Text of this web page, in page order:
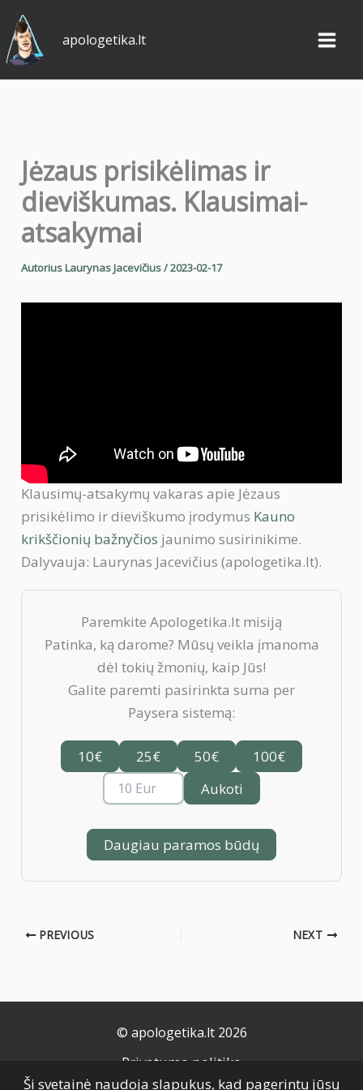
Pereiti
prie
turinio
apologetika.lt
Jėzaus prisikėlimas ir
dieviškumas. Klausimai-
atsakymai
AutoriusLaurynas Jacevičius/2023-02-17
Klausimų-atsakymų vakaras apie Jėzaus
prisikėlimo ir dieviškumo įrodymus Kauno
krikščionių bažnyčios jaunimo susirinikime.
Dalyvauja: Laurynas Jacevičius (apologetika.lt).
Paremkite Apologetika.lt misiją
Patinka, ką darome? Mūsų veikla įmanoma
dėl tokių žmonių, kaip Jūs!
Galite paremti pasirinkta suma per
Paysera sistemą:
10€ 25€ 50€
100€
Aukoti
Daugiau paramos būdų
PREVIOUS NEXT
© apologetika.lt 2026
Privatumo politika
Naudojimo taisyklės
Ši svetainė naudoja slapukus, kad pagerintų jūsų